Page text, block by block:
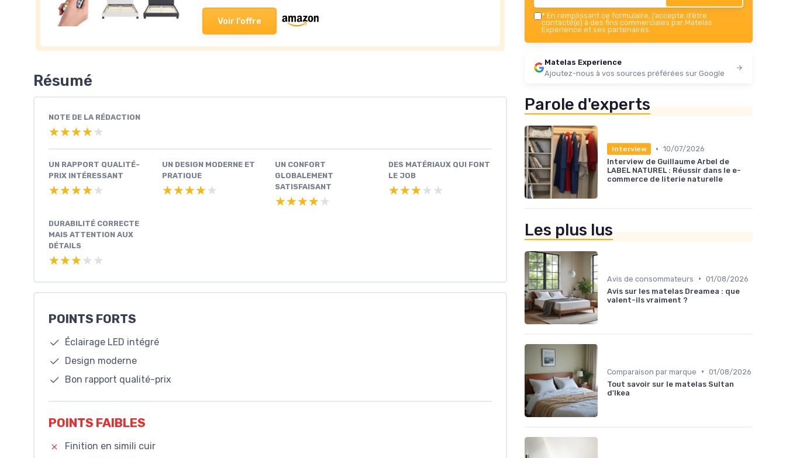
Voir l'offre
Résumé
NOTE DE LA RÉDACTION
★★★★★
★★★★★
UN RAPPORT QUALITÉ-
PRIX INTÉRESSANT
★★★★★
★★★★★
UN DESIGN MODERNE ET
PRATIQUE
★★★★★
★★★★★
UN CONFORT
GLOBALEMENT
SATISFAISANT
★★★★★
★★★★★
DES MATÉRIAUX QUI FONT
LE JOB
★★★★★
★★★★★
DURABILITÉ CORRECTE
MAIS ATTENTION AUX
DÉTAILS
★★★★★
★★★★★
POINTS FORTS
Éclairage LED intégré
Design moderne
Bon rapport qualité-prix
POINTS FAIBLES
Finition en simili cuir
* En remplissant ce formulaire, j’accepte d’être
contacté(e) à des fins commerciales par Matelas
Experience et ses partenaires.
Matelas Experience
Ajoutez-nous à vos sources préférées sur Google
Parole d'experts
Interview • 10/07/2026
Interview de Guillaume Arbel de
LABEL NATUREL : Réussir dans le e-
commerce de literie naturelle
Les plus lus
Avis de consommateurs • 01/08/2026
Avis sur les matelas Dreamea : que
valent-ils vraiment ?
Comparaison par marque • 01/08/2026
Tout savoir sur le matelas Sultan
d'Ikea